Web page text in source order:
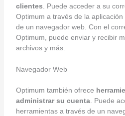
clientes . Puede acceder a su
Optimum a través de la
de un navegador web. Con el
Optimum, puede enviar y recibir
archivos y más.
Navegador Web
Optimum también ofrece
administrar su cuenta. Puede
herramientas a través de un